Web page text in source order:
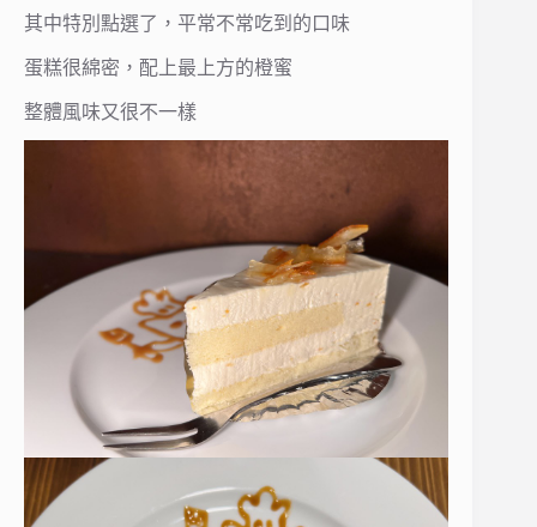
其中特別點選了，平常不常吃到的口味
蛋糕很綿密，配上最上方的橙蜜
整體風味又很不一樣